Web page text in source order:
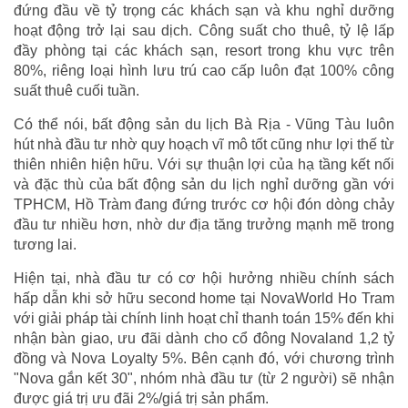
đứng đầu về tỷ trọng các khách sạn và khu nghỉ dưỡng
hoạt động trở lại sau dịch. Công suất cho thuê, tỷ lệ lấp
đầy phòng tại các khách sạn, resort trong khu vực trên
80%, riêng loại hình lưu trú cao cấp luôn đạt 100% công
suất thuê cuối tuần.
Có thể nói, bất động sản du lịch Bà Rịa - Vũng Tàu luôn
hút nhà đầu tư nhờ quy hoạch vĩ mô tốt cũng như lợi thế từ
thiên nhiên hiện hữu. Với sự thuận lợi của hạ tầng kết nối
và đặc thù của bất động sản du lịch nghỉ dưỡng gần với
TPHCM, Hồ Tràm đang đứng trước cơ hội đón dòng chảy
đầu tư nhiều hơn, nhờ dư địa tăng trưởng mạnh mẽ trong
tương lai.
Hiện tại, nhà đầu tư có cơ hội hưởng nhiều chính sách
hấp dẫn khi sở hữu second home tại NovaWorld Ho Tram
với giải pháp tài chính linh hoạt chỉ thanh toán 15% đến khi
nhận bàn giao, ưu đãi dành cho cổ đông Novaland 1,2 tỷ
đồng và Nova Loyalty 5%. Bên cạnh đó, với chương trình
"Nova gắn kết 30", nhóm nhà đầu tư (từ 2 người) sẽ nhận
được giá trị ưu đãi 2%/giá trị sản phẩm.